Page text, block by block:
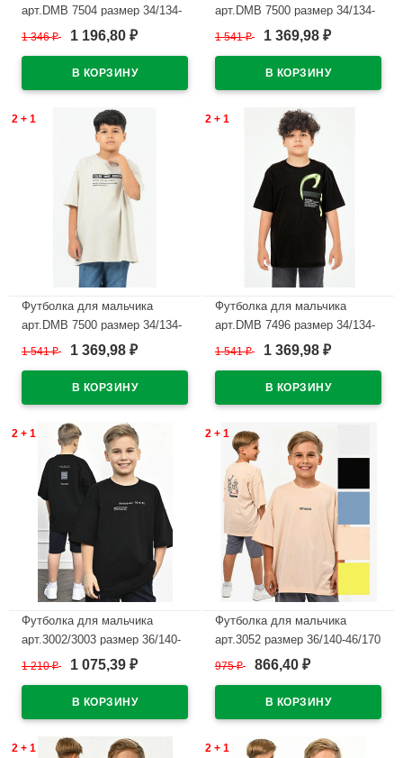
арт.DMB 7504 размер 34/134-
44/164 цвет бежевый
1 346₽ 1 196,80 ₽
арт.DMB 7500 размер 34/134-
44/164 цвет хаки
1 541₽ 1 369,98 ₽
2 + 1
Футболка для мальчика
арт.DMB 7500 размер 34/134-
44/164 цвет бежевый
1 541₽ 1 369,98 ₽
2 + 1
Футболка для мальчика
арт.DMB 7496 размер 34/134-
44/164 цвет черный
1 541₽ 1 369,98 ₽
2 + 1
Футболка для мальчика
арт.3002/3003 размер 36/140-
46/170 цвет черный
1 210₽ 1 075,39 ₽
2 + 1
Футболка для мальчика
арт.3052 размер 36/140-46/170
цвет бежевый
975₽ 866,40 ₽
2 + 1 2 + 1